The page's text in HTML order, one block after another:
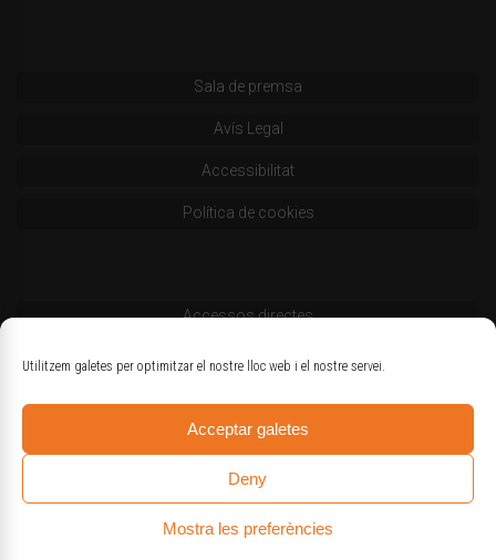
Utilitzem galetes per optimitzar el nostre lloc web i el nostre servei.
Acceptar galetes
Deny
Mostra les preferències
Sala de premsa
Avís Legal
Accessibilitat
Política de cookies
Accessos directes
Codi deontològic
Logotips oficials